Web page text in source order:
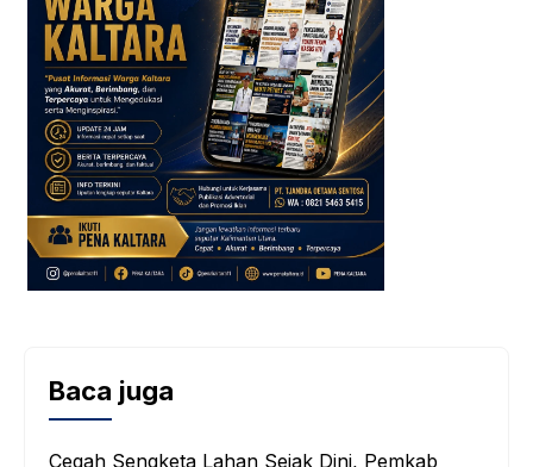
Baca juga
Cegah Sengketa Lahan Sejak Dini, Pemkab